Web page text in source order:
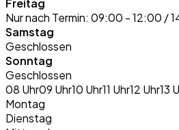
Freitag
Nur nach Termin: 09:00 - 12:00 /
Samstag
Geschlossen
Sonntag
Geschlossen
08 Uhr09 Uhr10 Uhr11 Uhr12 Uhr13
Montag
Dienstag